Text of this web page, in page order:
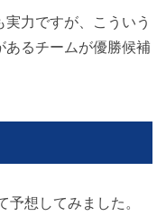
力ですが、こういう
あるチームが優勝候補
想してみました。